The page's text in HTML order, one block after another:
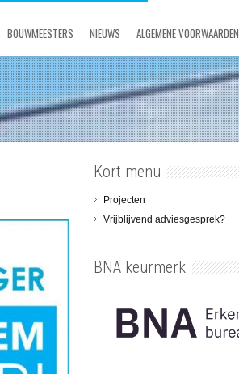
BOUWMEESTERS NIEUWS ALGEMENE VOORWAARDEN
Kort menu
Projecten
Vrijblijvend adviesgesprek?
BNA keurmerk